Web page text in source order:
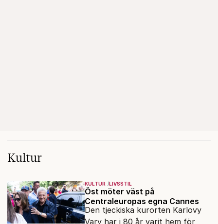
Kultur
KULTUR LIVSSTIL
Öst möter väst på
Centraleuropas egna Cannes
Den tjeckiska kurorten Karlovy
Vary har i 80 år varit hem för